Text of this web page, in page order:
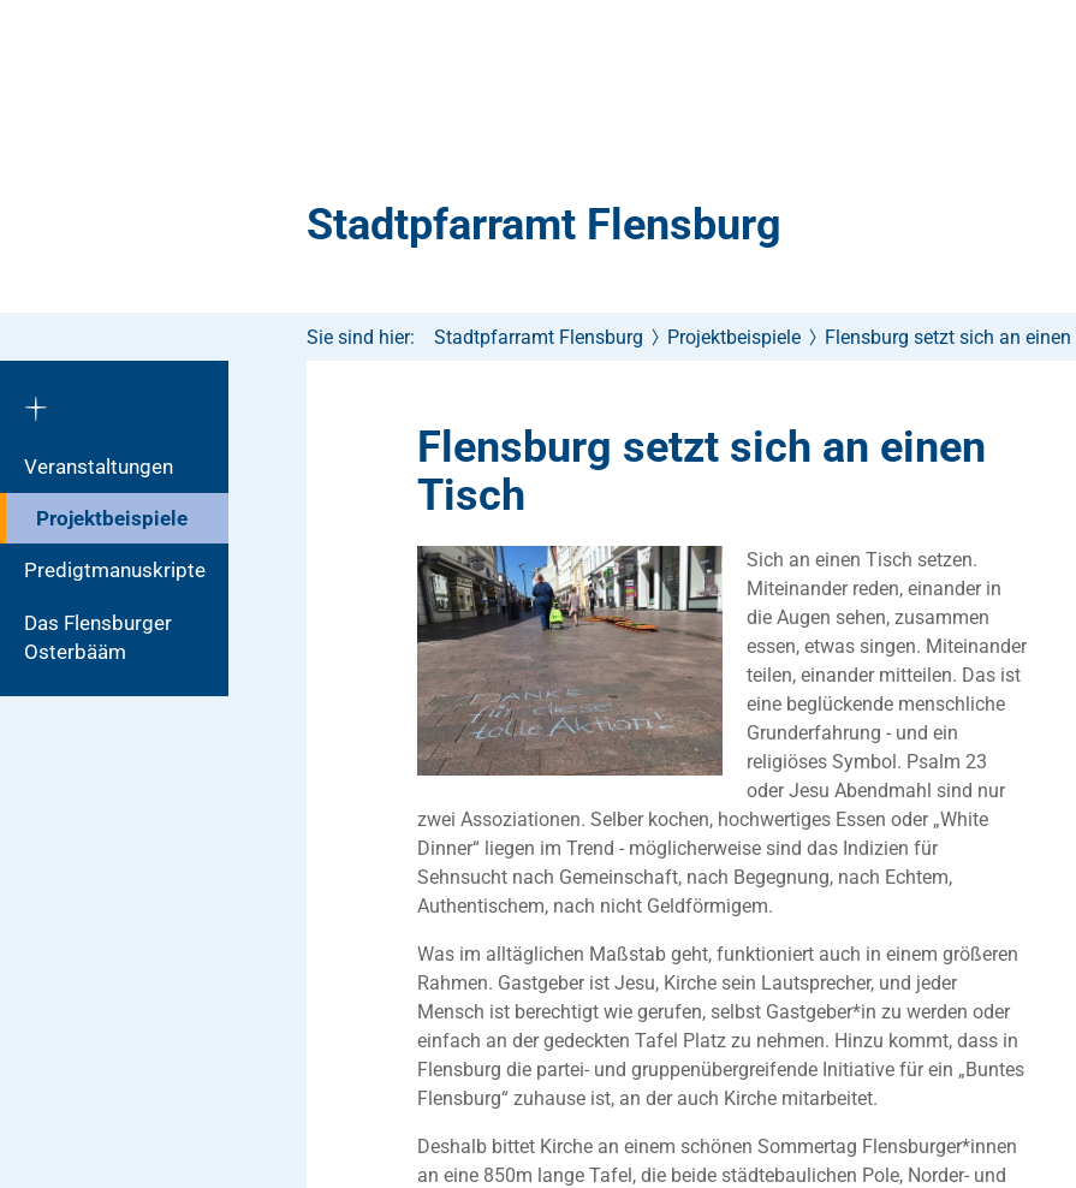
Stadtpfarramt Flensburg
Veranstaltungen
Projektbeispiele
Predigtmanuskripte
Das Flensburger
Osterbääm
Sie sind hier: Stadtpfarramt Flensburg Projektbeispiele Flensburg setzt sich an
Flensburg setzt sich an einen
Tisch
Sich an einen Tisch setzen.
Miteinander reden, einander in
die Augen sehen, zusammen
essen, etwas singen. Miteinander
teilen, einander mitteilen. Das ist
eine beglückende menschliche
Grunderfahrung - und ein
religiöses Symbol. Psalm 23
oder Jesu Abendmahl sind nur
zwei Assoziationen. Selber kochen, hochwertiges Essen oder „White
Dinner“ liegen im Trend - möglicherweise sind das Indizien für
Sehnsucht nach Gemeinschaft, nach Begegnung, nach Echtem,
Authentischem, nach nicht Geldförmigem.
Was im alltäglichen Maßstab geht, funktioniert auch in einem größeren
Rahmen. Gastgeber ist Jesu, Kirche sein Lautsprecher, und jeder
Mensch ist berechtigt wie gerufen, selbst Gastgeber*in zu werden oder
einfach an der gedeckten Tafel Platz zu nehmen. Hinzu kommt, dass in
Flensburg die partei- und gruppenübergreifende Initiative für ein „Buntes
Flensburg“ zuhause ist, an der auch Kirche mitarbeitet.
Deshalb bittet Kirche an einem schönen Sommertag Flensburger*innen
an eine 850m lange Tafel, die beide städtebaulichen Pole, Norder- und